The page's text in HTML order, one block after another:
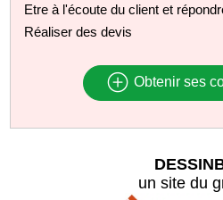
Etre à l'écoute du client et
Réaliser des devis
Obtenir ses
un site du